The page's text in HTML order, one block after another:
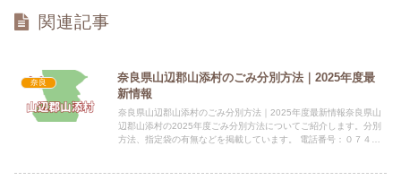
関連記事
奈良
奈良県山辺郡山添村のごみ分別方法｜2025年度最
新情報
奈良県山辺郡山添村のごみ分別方法｜2025年度最新情報奈良県山
辺郡山添村の2025年度ごみ分別方法についてご紹介します。分別
方法、指定袋の有無などを掲載しています。 電話番号：０７４３